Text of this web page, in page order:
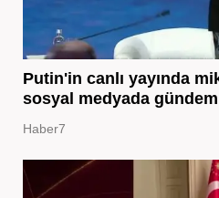
Putin'in canlı yayında
sosyal medyada
Haber7